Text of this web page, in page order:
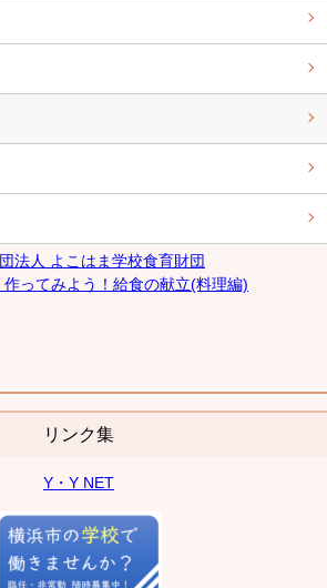
法人 よこはま学校食育財団
ってみよう！給食の献立(料理編)
リンク集
Y・Y NET